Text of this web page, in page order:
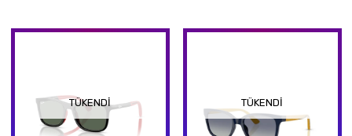
TÜKENDI TÜKENDI